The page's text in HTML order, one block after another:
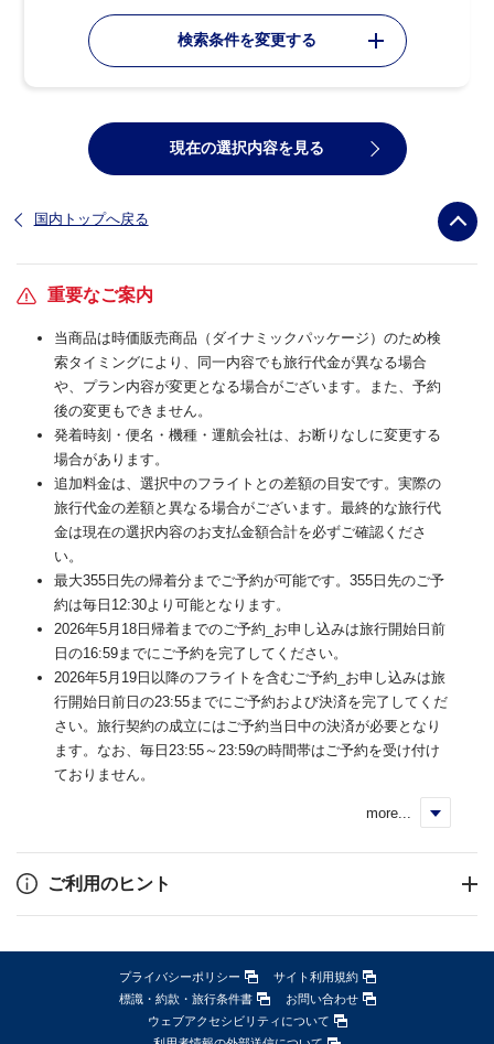
検索条件を変更する
現在の選択内容を見る
国内トップへ戻る
重要なご案内
当商品は時価販売商品（ダイナミックパッケージ）のため検
索タイミングにより、同一内容でも旅行代金が異なる場合
や、プラン内容が変更となる場合がございます。また、予約
後の変更もできません。
発着時刻・便名・機種・運航会社は、お断りなしに変更する
場合があります。
追加料金は、選択中のフライトとの差額の目安です。実際の
旅行代金の差額と異なる場合がございます。最終的な旅行代
金は現在の選択内容のお支払金額合計を必ずご確認くださ
い。
最大355日先の帰着分までご予約が可能です。355日先のご予
約は毎日12:30より可能となります。
2026年5月18日帰着までのご予約_お申し込みは旅行開始日前
日の16:59までにご予約を完了してください。
2026年5月19日以降のフライトを含むご予約_お申し込みは旅
行開始日前日の23:55までにご予約および決済を完了してくだ
さい。旅行契約の成立にはご予約当日中の決済が必要となり
ます。なお、毎日23:55～23:59の時間帯はご予約を受け付け
ておりません。
more...
ご利用のヒント
プライバシーポリシー
サイト利用規約
標識・約款・旅行条件書
お問い合わせ
ウェブアクセシビリティについて